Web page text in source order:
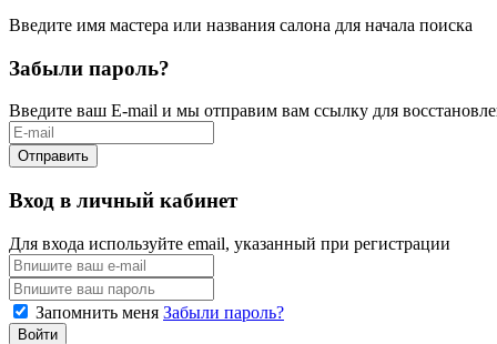
Введите имя мастера или названия салона для начала поиска
Забыли пароль?
Введите ваш E-mail и мы отправим вам ссылку для
Отправить
Вход в личный кабинет
Для входа используйте email, указанный при регистрации
Запомнить меня Забыли пароль?
Войти